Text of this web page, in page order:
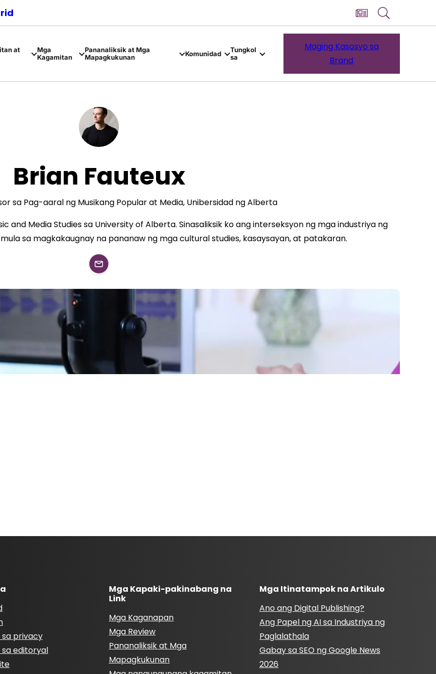
at
Mga
Kagamitan
Pananaliksik at Mga
Mapagkukunan
Komunidad
Tungkol
sa
Maging Kasosyo sa
Brand
Brian Fauteux
sa Pag-aaral ng Musikang Popular at Media, Unibersidad ng Alberta
and Media Studies sa University of Alberta. Sinasaliksik ko ang interseksyon ng mga industriya ng
sa magkakaugnay na pananaw ng mga cultural studies, kasaysayan, at patakaran.
privacy
editoryal
Mga Kapaki-pakinabang na
Link
Mga Kaganapan
Mga Review
Pananaliksik at Mga
Mapagkukunan
Mga Itinatampok na Artikulo
Ano ang Digital Publishing?
Ang Papel ng AI sa Industriya ng
Paglalathala
Gabay sa SEO ng Google News
2026